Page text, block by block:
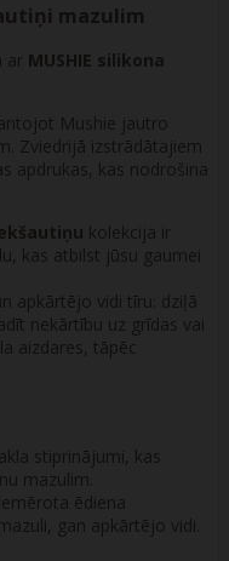
mazulim
ar MUSHIE silikona
Mushie jautro
Zviedrijā izstrādātajiem
apdrukas, kas nodrošina
kolekcija ir
kas atbilst jūsu gaumei
apkārtējo vidi tīru: dziļā
nekārtību uz grīdas vai
aizdares, tāpēc
stiprinājumi, kas
mazulim.
ēdiena
gan apkārtējo vidi.